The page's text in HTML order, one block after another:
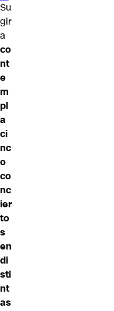
Su
gir
a
co
nt
e
m
pl
a
ci
nc
o
co
nc
ier
to
s
en
di
sti
nt
as